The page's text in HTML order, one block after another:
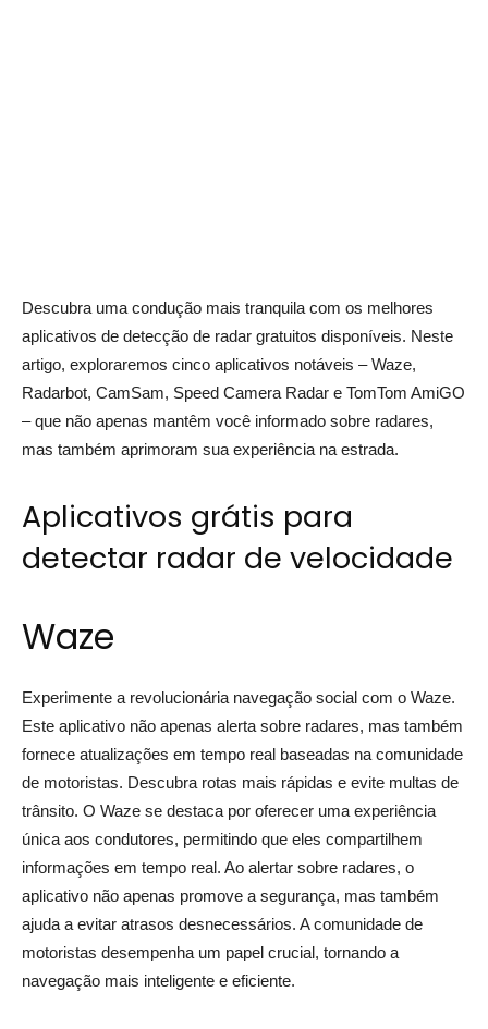
Descubra uma condução mais tranquila com os melhores
aplicativos de detecção de radar gratuitos disponíveis. Neste
artigo, exploraremos cinco aplicativos notáveis – Waze,
Radarbot, CamSam, Speed Camera Radar e TomTom AmiGO
– que não apenas mantêm você informado sobre radares,
mas também aprimoram sua experiência na estrada.
Aplicativos grátis para
detectar radar de velocidade
Waze
Experimente a revolucionária navegação social com o Waze.
Este aplicativo não apenas alerta sobre radares, mas também
fornece atualizações em tempo real baseadas na comunidade
de motoristas. Descubra rotas mais rápidas e evite multas de
trânsito. O Waze se destaca por oferecer uma experiência
única aos condutores, permitindo que eles compartilhem
informações em tempo real. Ao alertar sobre radares, o
aplicativo não apenas promove a segurança, mas também
ajuda a evitar atrasos desnecessários. A comunidade de
motoristas desempenha um papel crucial, tornando a
navegação mais inteligente e eficiente.